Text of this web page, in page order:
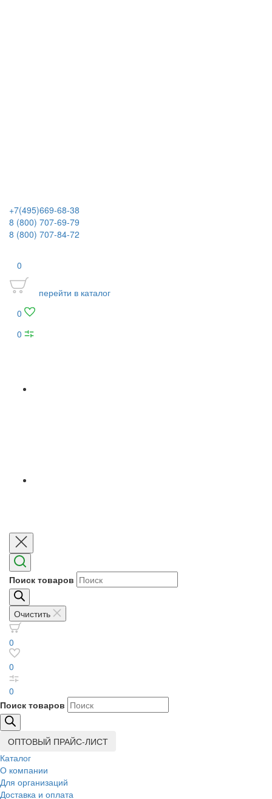
+7(495)669-68-38
8 (800) 707-69-79
8 (800) 707-84-72
0
перейти в каталог
0
0
Поиск товаров
Очистить
0
0
0
Поиск товаров
ОПТОВЫЙ ПРАЙС-ЛИСТ
Каталог
О компании
Для организаций
Доставка и оплата